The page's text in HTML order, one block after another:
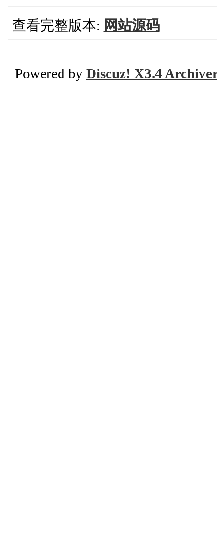
查看完整版本: 网站源码
Powered by Discuz! X3.4